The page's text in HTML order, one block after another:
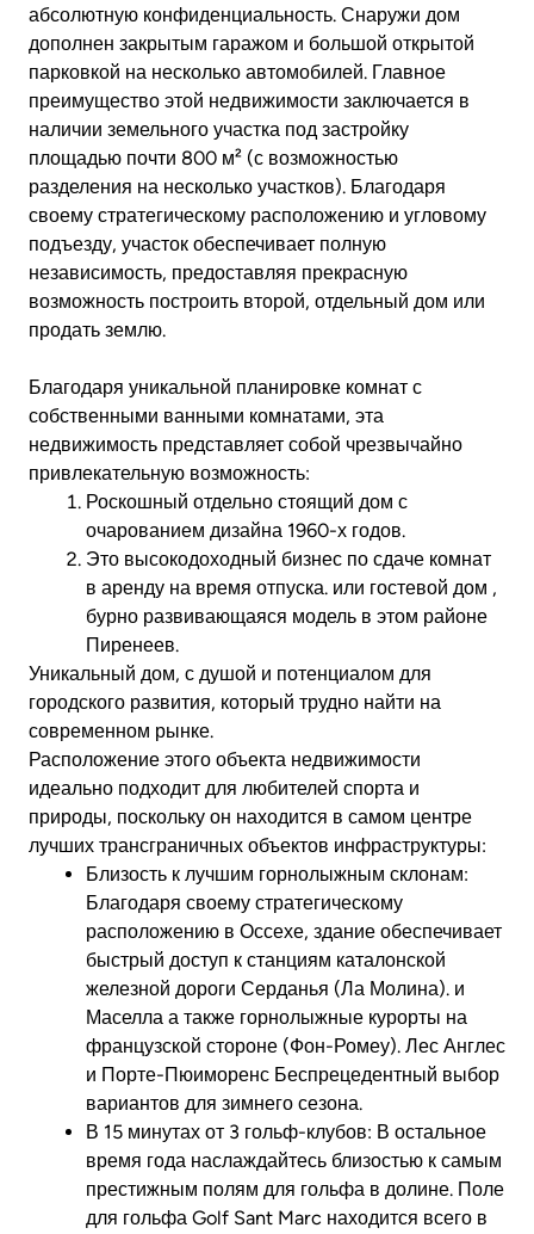
абсолютную конфиденциальность. Снаружи дом
дополнен закрытым гаражом и большой открытой
парковкой на несколько автомобилей. Главное
преимущество этой недвижимости заключается в
наличии земельного участка под застройку
площадью почти 800 м² (с возможностью
разделения на несколько участков). Благодаря
своему стратегическому расположению и угловому
подъезду, участок обеспечивает полную
независимость, предоставляя прекрасную
возможность построить второй, отдельный дом или
продать землю.
Благодаря уникальной планировке комнат с
собственными ванными комнатами, эта
недвижимость представляет собой чрезвычайно
привлекательную возможность:
Роскошный отдельно стоящий дом с
очарованием дизайна 1960-х годов.
Это высокодоходный бизнес по сдаче комнат
в аренду на время отпуска. или гостевой дом ,
бурно развивающаяся модель в этом районе
Пиренеев.
Уникальный дом, с душой и потенциалом для
городского развития, который трудно найти на
современном рынке.
Расположение этого объекта недвижимости
идеально подходит для любителей спорта и
природы, поскольку он находится в самом центре
лучших трансграничных объектов инфраструктуры:
Близость к лучшим горнолыжным склонам:
Благодаря своему стратегическому
расположению в Оссехе, здание обеспечивает
быстрый доступ к станциям каталонской
железной дороги Серданья (Ла Молина). и
Маселла а также горнолыжные курорты на
французской стороне (Фон-Ромеу). Лес Англес
и Порте-Пюиморенс Беспрецедентный выбор
вариантов для зимнего сезона.
В 15 минутах от 3 гольф-клубов: В остальное
время года наслаждайтесь близостью к самым
престижным полям для гольфа в долине. Поле
для гольфа Golf Sant Marc находится всего в